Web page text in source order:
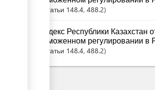
Статьи 148.4, 488.2
Кодекс Республики
таможенном регулировании в
Статьи 148.4, 488.2